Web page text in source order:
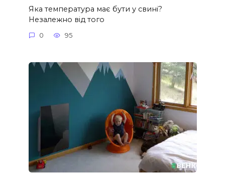
Яка температура має бути у свині?
Незалежно від того
0 95